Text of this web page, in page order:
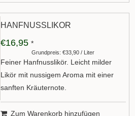
HANFNUSSLIKÖR
€16,95 *
Grundpreis: €33,90 / Liter
Feiner Hanfnusslikör. Leicht milder
Likör mit nussigem Aroma mit einer
sanften Kräuternote.
Zum Warenkorb hinzufügen